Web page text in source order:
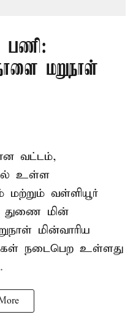
பணி:
மறுநாள்
வட்டம்,
உள்ள
மற்றும் வள்ளியூர்
துணை மின்
மின்வாரிய
நடைபெற உள்ளது